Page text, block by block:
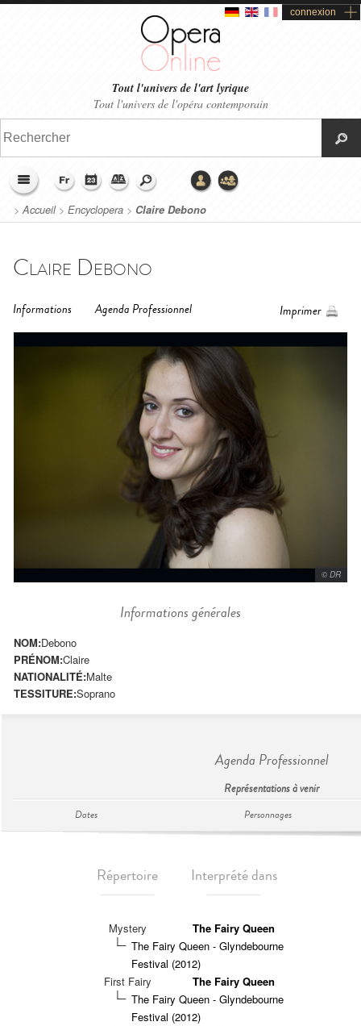
connexion
Tout l'univers de l'art lyrique
Tout l'univers de l'opéra contemporain
>Accueil> Encyclopera > Claire Debono
Claire Debono
Informations Agenda Professionnel Imprimer
© DR
Informations générales
NOM:Debono
PRÉNOM:Claire
NATIONALITÉ:Malte
TESSITURE:Soprano
Agenda Professionnel
Représentations à venir
Dates Personnages
Répertoire Interprété dans
Mystery
The Fairy Queen
The Fairy Queen - Glyndebourne
Festival (2012)
First Fairy
The Fairy Queen
The Fairy Queen - Glyndebourne
Festival (2012)